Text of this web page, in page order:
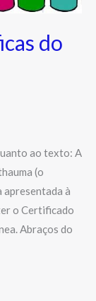
do
ao texto: A
(o
apresentada à
o Certificado
Abraços do